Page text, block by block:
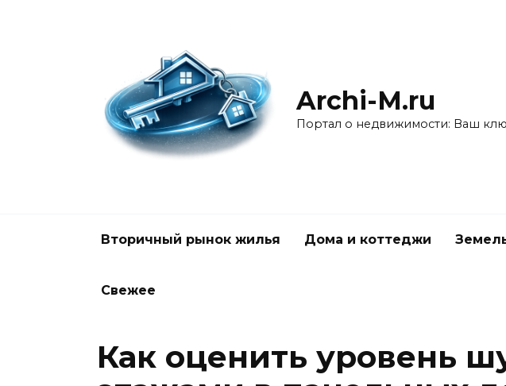
Archi-M.ru
Портал о недвижимости: Ваш
Вторичный рынок жилья Дома и коттеджи
Свежее
Как оценить уровень